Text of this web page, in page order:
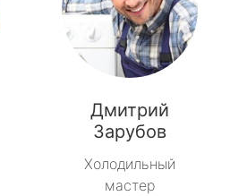
Дмитрий
Зарубов
Холодильный
мастер